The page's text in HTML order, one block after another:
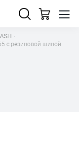
·
с резиновой шиной